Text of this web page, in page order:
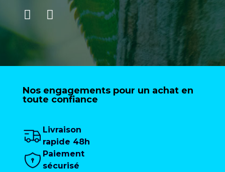
Nos engagements pour un achat en
toute confiance
Livraison
rapide 48h
Paiement
sécurisé